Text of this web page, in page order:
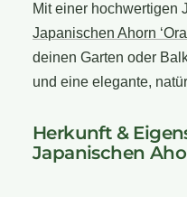
Mit einer hochwertigen
Japanischen Ahorn
deinen Garten oder
und eine elegante,
Herkunft &
Japanischen